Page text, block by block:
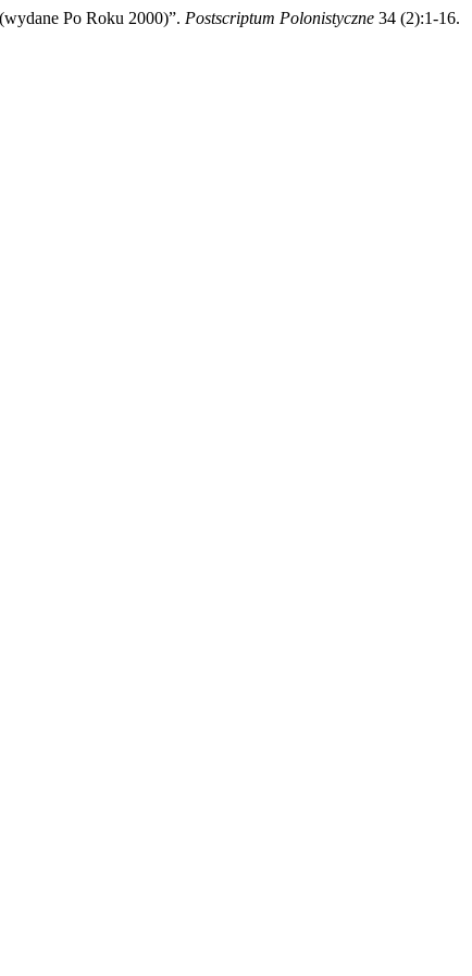
Po Roku 2000)”. Postscriptum Polonistyczne 34 (2):1-16.